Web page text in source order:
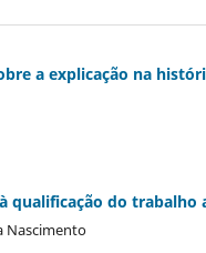
a explicação na
qualificação do trabalho
Nascimento